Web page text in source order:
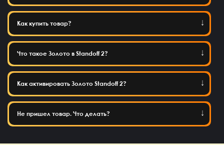
Как купить товар?
Что такое Золото в Standoff 2?
Как активировать Золото Standoff 2?
Не пришел товар. Что делать?